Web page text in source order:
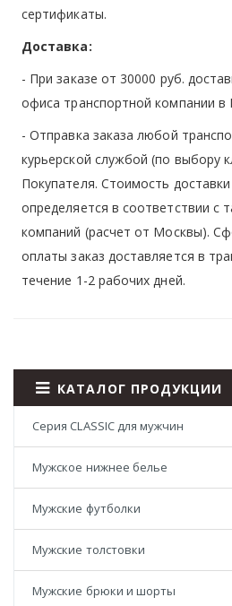
сертификаты.
Доставка:
- При заказе от 30000 руб.
офиса транспортной компании в
- Отправка заказа любой
курьерской службой (по выбору
Покупателя. Стоимость
определяется в соответствии с
компаний (расчет от Москвы).
оплаты заказ доставляется в
течение 1-2 рабочих дней.
КАТАЛОГ ПРОДУКЦИИ
Серия CLASSIC для мужчин
Мужское нижнее белье
Мужские футболки
Мужские толстовки
Мужские брюки и шорты